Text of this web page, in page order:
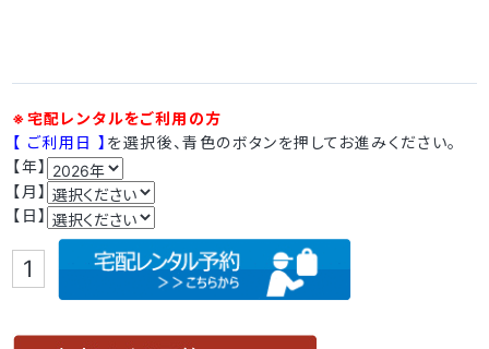
※宅配レンタルをご利用の方
【 ご利用日 】 を選択後、青色のボタンを押してお進みください。
【年】
【月】
【日】